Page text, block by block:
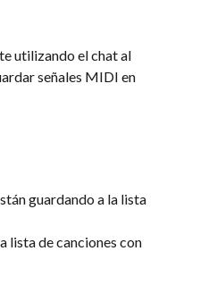
utilizando el chat al
señales MIDI en
guardando a la lista
lista de canciones con